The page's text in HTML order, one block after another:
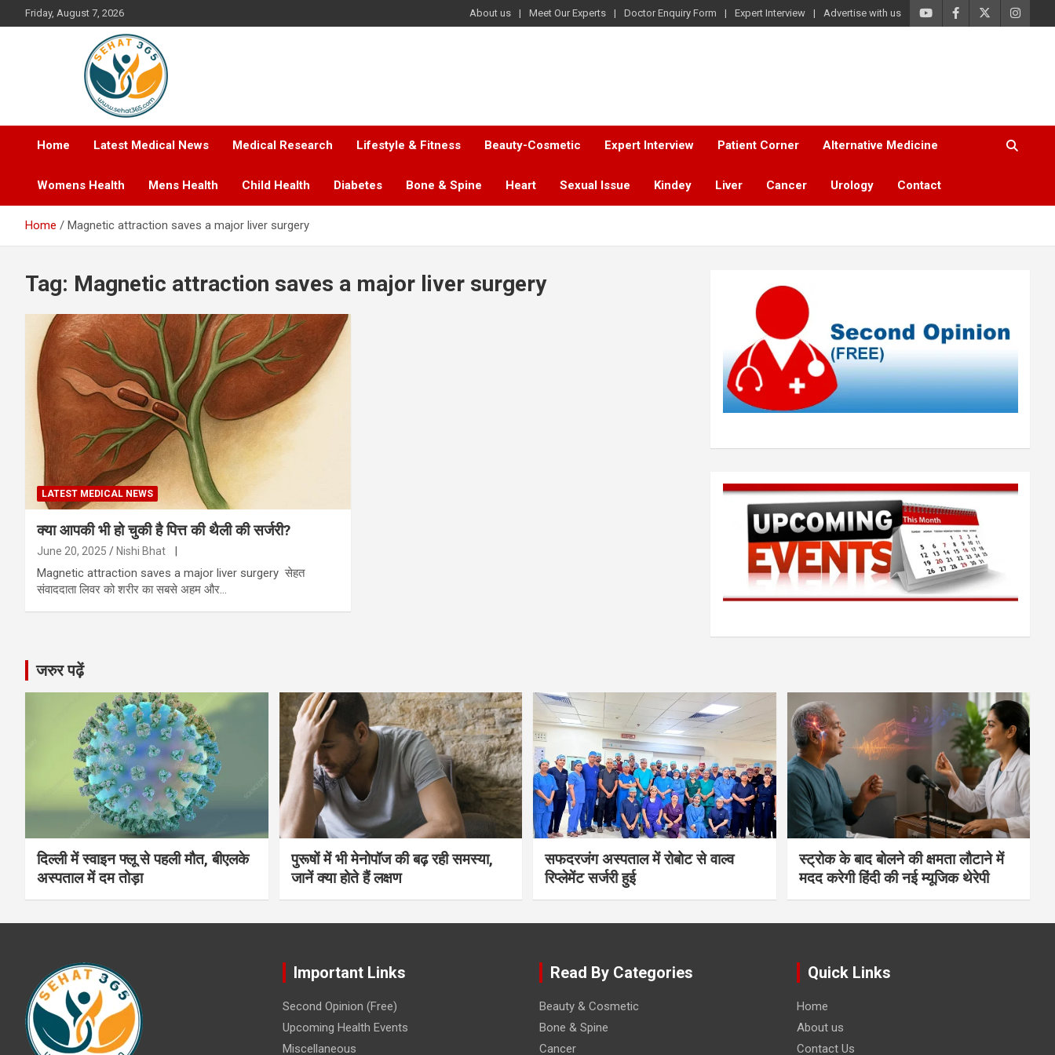
to
Friday, August 7, 2026 About us Meet Our Experts Doctor Enquiry Form Expert Interview Advertise with us
Sehat365
Your's Complete Health Guide
Home
Latest Medical News Medical Research Lifestyle & Fitness Beauty-Cosmetic Expert Interview Patient Corner Alternative Medicine
Womens Health Mens Health Child Health Diabetes Bone & Spine Heart Sexual Issue Kindey Liver Cancer Urology Contact
Home Magnetic attraction saves a major liver surgery
Tag: Magnetic attraction saves a major liver surgery
LATEST MEDICAL NEWS
क्या आपकी भी हो चुकी है पित्त की थैली की सर्जरी?
June 20, 2025 Nishi Bhat
Magnetic attraction saves a major liver surgery सेहत
संवाददाता लिवर को शरीर का सबसे अहम और…
जरुर पढ़ें
दिल्ली में स्वाइन फ्लू से पहली मौत, बीएलके
अस्पताल में दम तोड़ा
पुरूषों में भी मेनोपॉज की बढ़ रही समस्या,
जानें क्या होते हैं लक्षण
सफदरजंग अस्पताल में रोबोट से वाल्व
रिप्लेमेंट सर्जरी हुई
स्ट्रोक के बाद बोलने की क्षमता लौटाने में
मदद करेगी हिंदी की नई म्यूजिक थेरेपी
Important Links
Second Opinion (Free)
Upcoming Health Events
Miscellaneous
Read By Categories
Beauty & Cosmetic
Bone & Spine
Cancer
Quick Links
Home
About us
Contact Us